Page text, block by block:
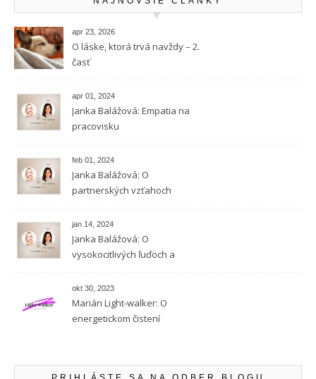
apr 23, 2026
O láske, ktorá trvá navždy – 2.
časť
apr 01, 2024
Janka Balážová: Empatia na
pracovisku
feb 01, 2024
Janka Balážová: O
partnerských vzťahoch
jan 14, 2024
Janka Balážová: O
vysokocitlivých ľuďoch a
okt 30, 2023
Marián Light-walker: O
energetickom čistení